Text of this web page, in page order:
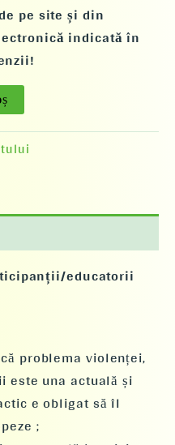
pe site și din
indicată în
educatorii
problema violenței,
este una actuală și
e obligat să îl
;